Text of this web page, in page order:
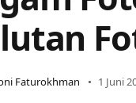
Faturokhman 1 Juni